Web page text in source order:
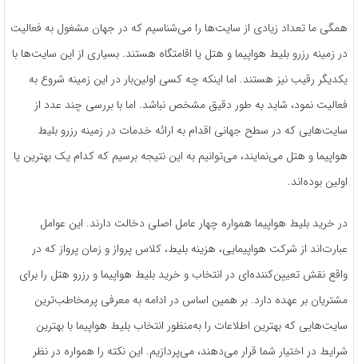
همگی ما تعداد زیادی از سایت‌ها را می‌شناسیم که در جهان مشغول به فعالیت
در زمینه رزرو بلیط هواپیما و هتل یا اقامتگاه هستند. بسیاری از این سایت‌ها با
یکدیگر رقیب نیز هستند. اما اینکه چه کسی اولین‌بار در این زمینه شروع به
فعالیت نمود، شاید به طور دقیق مشخص نباشد. اما با بررسی چند عدد از
سایت‌هایی که در سطح جهانی اقدام به ارائه خدمات در زمینه رزرو بلیط
هواپیما و هتل می‌نمایند، می‌توانیم به این نتیجه برسیم که کدام یک بهترین یا
اولین بوده‌اند.
در خرید بلیط هواپیما همواره چهار عامل اصلی دخالت دارند. این عوامل
عبارت‌اند از شرکت هواپیمایی، هزینه بلیط، کلاس پرواز و زمان پرواز که در
واقع نقش تعیین‌کننده‌ای در انتخاب و خرید بلیط هواپیما و رزرو هتل را برای
مشتریان بر عهده دارد. بر همین اساس در ادامه به معرفی پرمخاطب‌ترین
سایت‌هایی که بهترین اطلاعات را به‌منظور انتخاب بلیط هواپیما با بهترین
شرایط در اختیار شما قرار می‌دهند، می‌پردازیم. این نکته را همواره در نظر